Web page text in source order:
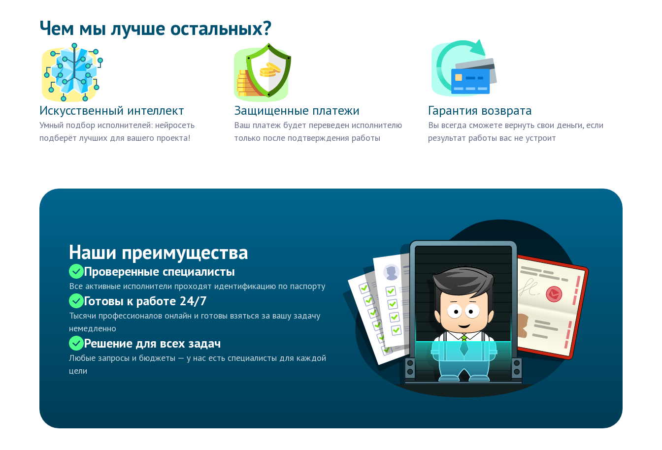
Чем мы лучше остальных?
Искусственный интеллект
Умный подбор исполнителей: нейросеть
подберёт лучших для вашего проекта!
Защищенные платежи
Ваш платеж будет переведен исполнителю
только после подтверждения работы
Гарантия возврата
Вы всегда сможете вернуть свои деньги, если
результат работы вас не устроит
Наши преимущества
Проверенные специалисты
Все активные исполнители проходят идентификацию по паспорту
Готовы к работе 24/7
Тысячи профессионалов онлайн и готовы взяться за вашу задачу
немедленно
Решение для всех задач
Любые запросы и бюджеты — у нас есть специалисты для каждой
цели